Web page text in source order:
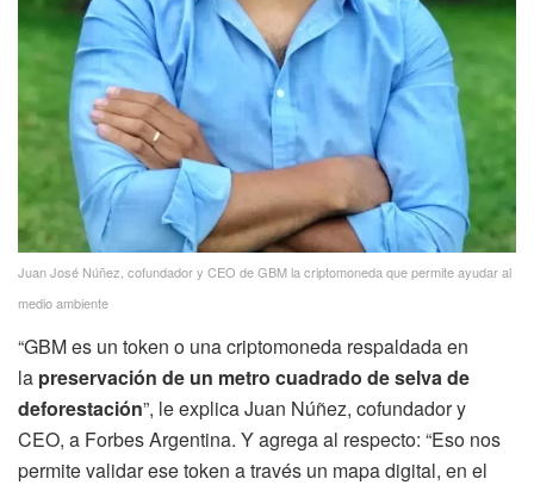
Juan José Núñez, cofundador y CEO de GBM la criptomoneda que permite ayudar al
medio ambiente
“GBM es un token o una criptomoneda respaldada en
la preservación de un metro cuadrado de selva de
deforestación”, le explica Juan Núñez, cofundador y
CEO, a Forbes Argentina. Y agrega al respecto: “Eso nos
permite validar ese token a través un mapa digital, en el